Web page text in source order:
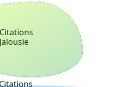
Citations
Jalousie